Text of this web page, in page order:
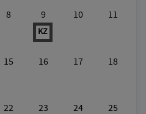
8 9
KZ
10 11
15 16 17 18
22 23 24 25